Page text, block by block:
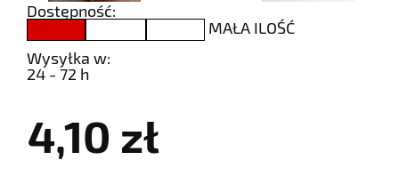
Dostępność:
MAŁA ILOŚĆ
Wysyłka w:
24 - 72 h
4,10 zł